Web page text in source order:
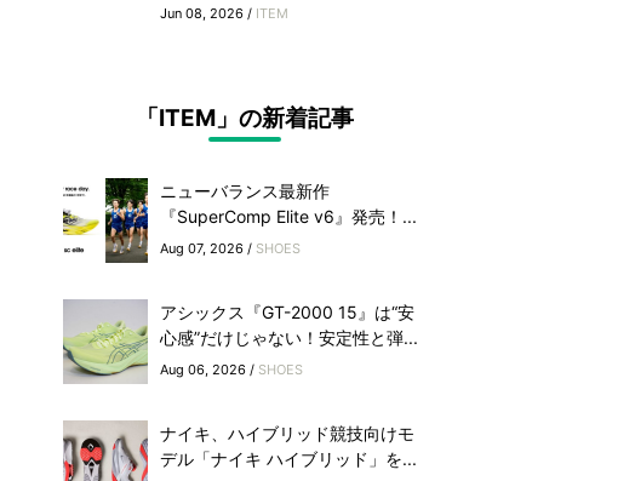
Jun 08, 2026 / ITEM
「ITEM」の新着記事
ニューバランス最新作
『SuperComp Elite v6』発売！...
Aug 07, 2026 / SHOES
アシックス『GT-2000 15』は“安
心感”だけじゃない！安定性と弾...
Aug 06, 2026 / SHOES
ナイキ、ハイブリッド競技向けモ
デル「ナイキ ハイブリッド」を...